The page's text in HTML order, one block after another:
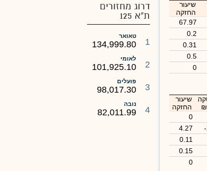
שיעור
החזקה
67.97
0.2
0.31
0.5
0
₪
שיעור
החזקה
0
4.27
0.11
0.15
0
דרוג מחזורים
ת"א 125
1
טאואר
134,999.80
2
לאומי
101,925.10
3
פועלים
98,017.30
4
נובה
82,011.99